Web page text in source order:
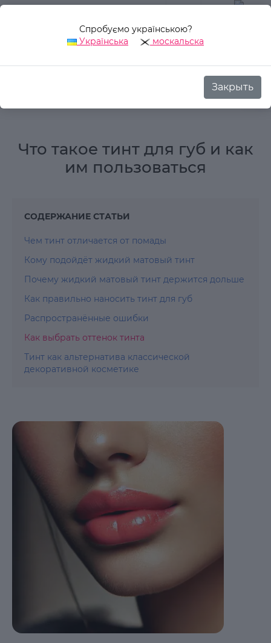
Что такое тинт для губ и
Спробуємо українською?
Українська
москальска
Закрыть
Что такое тинт для губ и как
им пользоваться
СОДЕРЖАНИЕ СТАТЬИ
Чем тинт отличается от помады
Кому подойдёт жидкий матовый тинт
Почему жидкий матовый тинт держится дольше
Как правильно наносить тинт для губ
Распространённые ошибки
Как выбрать оттенок тинта
Тинт как альтернатива классической
декоративной косметике